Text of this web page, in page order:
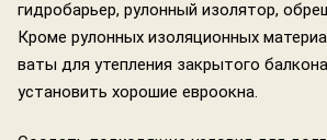
гидробарьер, рулонный изолятор,
Кроме рулонных изоляционных
ваты для утепления закрытого
установить хорошие евроокна.